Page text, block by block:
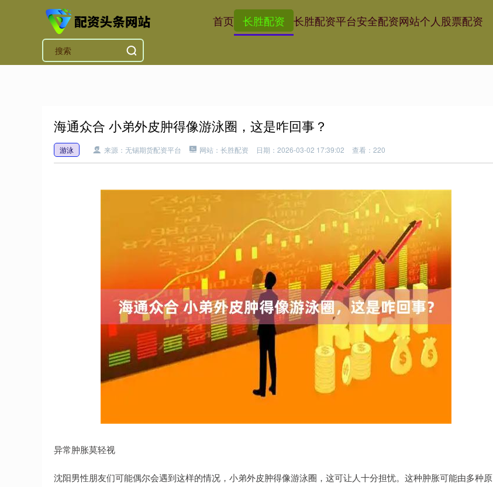
首页 长胜配资 长胜配资平台安全配资网站个人股票配资
海通众合 小弟外皮肿得像游泳圈，这是咋回事？
游泳 来源：无锡期货配资平台 网站：长胜配资 日期：2026-03-02 17:39:02 查看：220
异常肿胀莫轻视
沈阳男性朋友们可能偶尔会遇到这样的情况，小弟外皮肿得像游泳圈，这可让人十分担忧。这种肿胀可能由多种原